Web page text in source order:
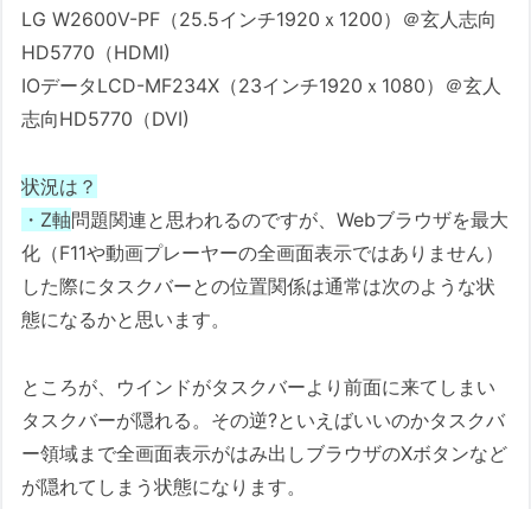
LG W2600V-PF（25.5インチ1920ｘ1200）＠玄人志向
HD5770（HDMI)
IOデータLCD-MF234X（23インチ1920ｘ1080）＠玄人
志向HD5770（DVI)
状況は？
・Z軸問題関連と思われるのですが、Webブラウザを最大
化（F11や動画プレーヤーの全画面表示ではありません）
した際にタスクバーとの位置関係は通常は次のような状
態になるかと思います。
ところが、ウインドがタスクバーより前面に来てしまい
タスクバーが隠れる。その逆?といえばいいのかタスクバ
ー領域まで全画面表示がはみ出しブラウザのXボタンなど
が隠れてしまう状態になります。